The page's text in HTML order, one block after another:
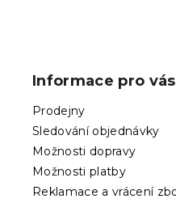
Informace pro vás
Prodejny
Sledování objednávky
Možnosti dopravy
Možnosti platby
Reklamace a vrácení